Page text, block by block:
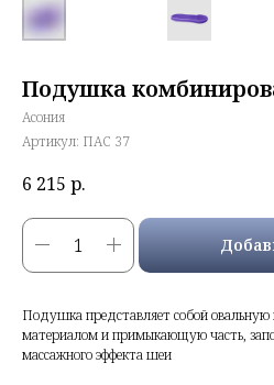
Подушка
Асония
Артикул: ПАС 37
6 215 р.
Подушка представляет собой
материалом и примыкающую часть,
массажного эффекта шеи